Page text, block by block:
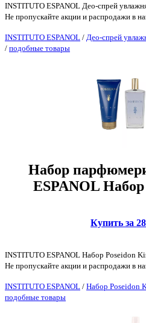
INSTITUTO ESPANOL Део-спрей
Не пропускайте акции и распродажи в
INSTITUTO ESPANOL / Део-спрей
/ подобные товары
Набор
ESPANOL
Купить за
INSTITUTO ESPANOL Набор Poseidon
Не пропускайте акции и распродажи в
INSTITUTO ESPANOL / Набор Poseidon
подобные товары